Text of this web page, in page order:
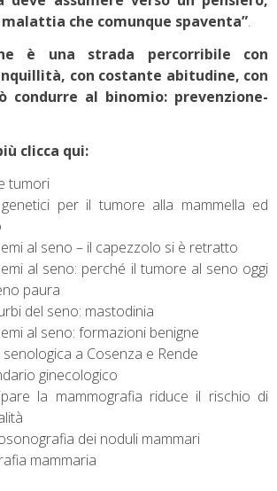
che comunque spaventa”.
è una strada percorribile con
con costante abitudine, con
condurre al binomio: prevenzione-
clicca qui:
tumori
per il tumore alla mammella ed
al seno – il capezzolo si è retratto
al seno: perché il tumore al seno oggi
paura
del seno: mastodinia
al seno: formazioni benigne
senologica a Cosenza e Rende
ginecologico
la mammografia riduce il rischio di
dei noduli mammari
mammaria